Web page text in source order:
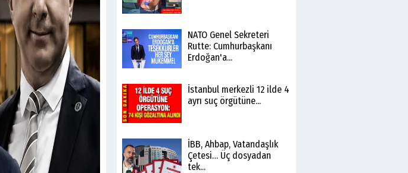
NATO Genel Sekreteri
Rutte: Cumhurbaşkanı
Erdoğan'a...
İstanbul merkezli 12 ilde 4
ayrı suç örgütüne...
İBB, Ahbap, Vatandaşlık
Çetesi… Üç dosyadan
tek...